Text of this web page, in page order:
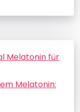
Melatonin für
Melatonin: